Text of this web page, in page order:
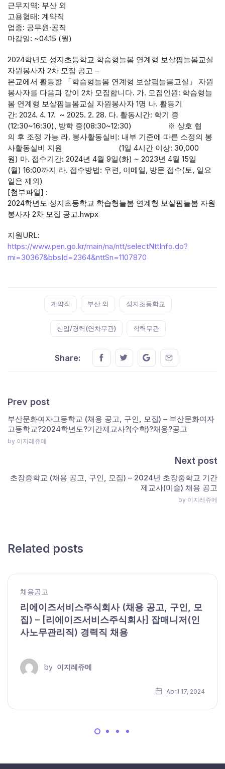
근무지역: 부산 외
고용형태: 계약직
업종: 공무원·공직
마감일: ~04.15 (월)
2024학년도 성지초등학교 학습형늘봄 연계형 보살핌늘봄교실
자원봉사자 2차 모집 공고 –
본교에서 활동할 「학습형늘봄 연계형 보살핌늘봄교실」 자원
봉사자를 다음과 같이 2차 모집합니다. 가. 모집인원: 학습형늘
봄 연계형 보살핌늘봄교실 자원봉사자 1명 나. 활동기
간: 2024. 4. 17. ~ 2025. 2. 28. 다. 활동시간: 학기 중
(12:30~16:30), 방학 중(08:30~12:30) ※ 상호 협
의 후 조정 가능 라. 봉사활동실비: 내부 기준에 따른 소정의 봉
사활동실비 지원 (1일 4시간 이상: 30,000
원) 마. 접수기간: 2024년 4월 9일(화) ~ 2023년 4월 15일
(월) 16:00까지 라. 접수방법: 우편, 이메일, 방문 접수(토, 일요
일은 제외)
[첨부파일] :
2024학년도 성지초등학교 학습형늘봄 연계형 보살핌늘봄 자원
봉사자 2차 모집 공고.hwpx
지원URL:
https://www.pen.go.kr/main/na/ntt/selectNttInfo.do?
mi=30367&bbsId=2364&nttSn=1107870
계약직 부산 외 성지초등학교
신입/경력(연차무관) 학력무관
Share: Share this on FaceBook
Share this on Twitter
Share this on GMail
Share this on
Prev post
부산문화여자고등학교 (채용 공고, 구인, 모집) – 부산문화여자
고등학교?2024학년도?기간제교사?(수학)?채용?공고
by 이지레쥬메
Next post
초장중학교 (채용 공고, 구인, 모집) – 2024년 초장중학교 기간
제교사(미술) 채용 공고
by 이지레쥬메
Related posts
채용공고
리에이즈서비스주식회사 (채용 공고, 구인, 모
집) – [리에이즈서비스주식회사] 잡매니저(인
사노무관리직) 경력직 채용
by 이지레쥬메
April 17, 2024